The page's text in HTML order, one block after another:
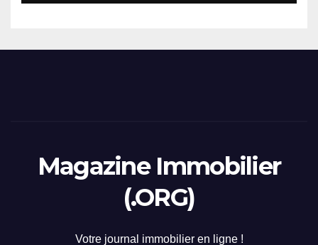
Magazine Immobilier
(.ORG)
Votre journal immobilier en ligne !